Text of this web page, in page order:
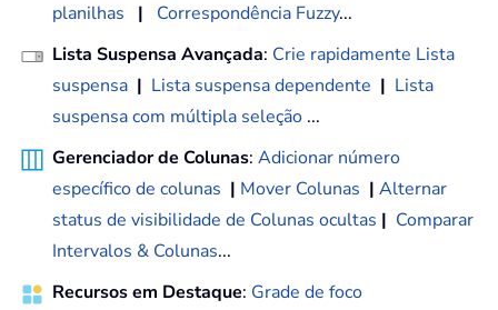
planilhas
| Correspondência Fuzzy...
Lista Suspensa Avançada: Crie rapidamente Lista
suspensa | Lista suspensa dependente | Lista
suspensa com múltipla seleção ...
Gerenciador de Colunas: Adicionar número
específico de colunas | Mover Colunas | Alternar
status de visibilidade de Colunas ocultas | Comparar
Intervalos & Colunas...
Recursos em Destaque: Grade de foco